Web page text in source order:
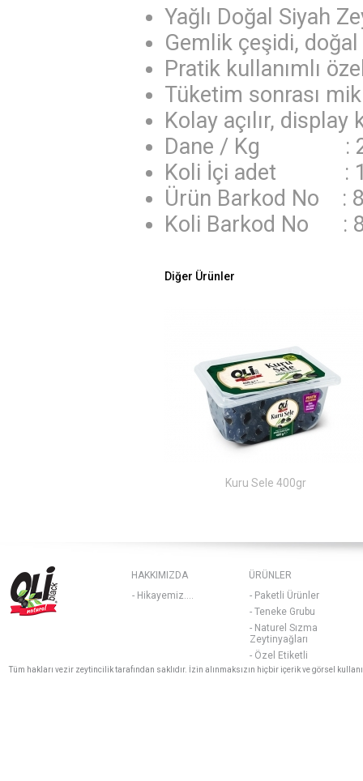
Yağlı Doğal Siyah
Gemlik çeşidi,
Pratik kullanımlı
Tüketim sonrası
Kolay açılır, display
Dane / Kg :
Koli İçi adet :
Ürün Barkod No :
Koli Barkod No :
Diğer Ürünler
Kuru Sele 400gr
HAKKIMIZDA
- Hikayemiz....
ÜRÜNLER
- Paketli Ürünler
- Teneke Grubu
- Naturel Sızma
Zeytinyağları
- Özel Etiketli
Tüm hakları vezir zeytincilik tarafından saklıdır. İzin alınmaksızın hiçbir içerik ve görsel